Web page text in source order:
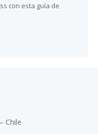
con esta guía de
Chile